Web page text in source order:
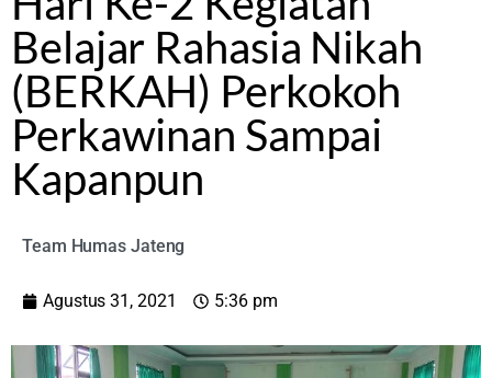
Belajar Rahasia Nikah
(BERKAH) Perkokoh
Perkawinan Sampai
Kapanpun
Team Humas Jateng
Agustus 31, 2021 5:36 pm